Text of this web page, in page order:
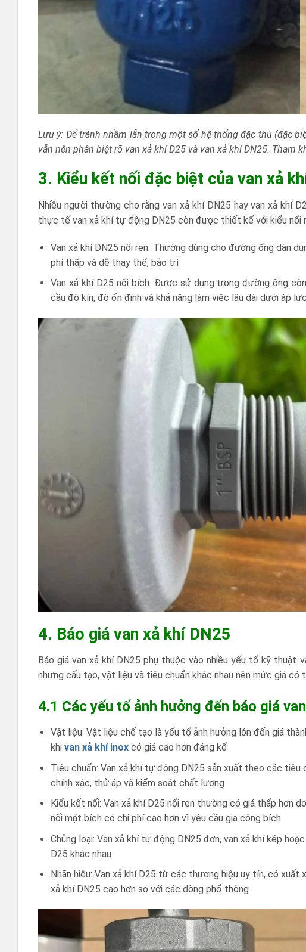
Lưu ý: Để tránh nhầm lẫn trong một số hệ thống đặc thù (đặc
vẫn nên phân biệt rõ van xả khí D25 và van xả khí DN25. Tham
3. Kiểu kết nối đặc biệt của van xả
Nhiều người thường cho rằng van xả khí DN25 hay van xả khí
thực tế van xả khí tự động DN25 còn được thiết kế với kiểu nối
Van xả khí DN25 nối ren: Thường dùng cho đường ống dân
phí thấp và dễ thay thế, bảo trì
Van xả khí D25 nối bích: Được sử dụng trong đường ống
cầu độ kín, độ ổn định và khả năng làm việc lâu dài dưới áp
4. Báo giá van xả khí DN25
Báo giá van xả khí DN25 phụ thuộc vào nhiều yếu tố kỹ
nhưng cấu tạo, vật liệu và tiêu chuẩn khác nhau nên mức giá
4.1 Các yếu tố ảnh hưởng đến báo giá
Vật liệu: Vật liệu chế tạo là yếu tố ảnh hưởng lớn đến giá
khi van xả khí inoxcó giá cao hơn đáng kể
Tiêu chuẩn: Van xả khí tự động DN25 sản xuất theo các tiêu
chính xác, thử áp và kiểm soát chất lượng
Kiểu kết nối: Van xả khí D25 nối ren thường có giá thấp hơn
nối mặt bích có chi phí cao hơn vì yêu cầu gia công bích
Chủng loại: Van xả khí tự động DN25 đơn, van xả khí kép
D25 khác nhau
Nhãn hiệu: Van xả khí D25 từ các thương hiệu uy tín, có
xả khí DN25 cao hơn so với các dòng phổ thông